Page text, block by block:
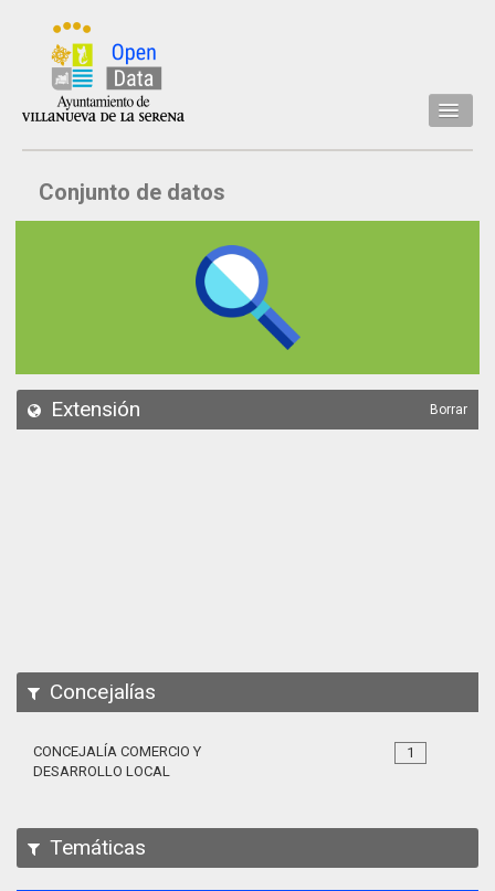
Inicio
Datos
API
Conjunto de datos
Extensión Borrar
Concejalías
1
CONCEJALÍA COMERCIO Y
DESARROLLO LOCAL
Temáticas